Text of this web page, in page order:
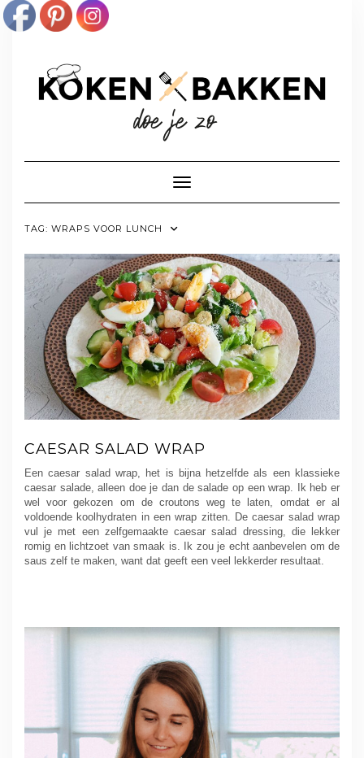
Toggle navigatie
TAG: WRAPS VOOR LUNCH
CAESAR SALAD WRAP
Een caesar salad wrap, het is bijna hetzelfde als een klassieke
caesar salade, alleen doe je dan de salade op een wrap. Ik heb er
wel voor gekozen om de croutons weg te laten, omdat er al
voldoende koolhydraten in een wrap zitten. De caesar salad wrap
vul je met een zelfgemaakte caesar salad dressing, die lekker
romig en lichtzoet van smaak is. Ik zou je echt aanbevelen om de
saus zelf te maken, want dat geeft een veel lekkerder resultaat.